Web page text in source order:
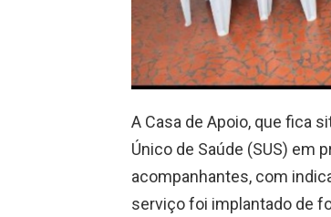
A Casa de Apoio, que fica
Único de Saúde (SUS) em
acompanhantes, com
serviço foi implantado de